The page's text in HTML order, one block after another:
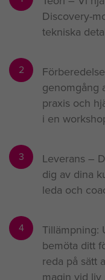
Discovery-
tekniska
2
genomgång
praxis och
i en
3
Leverans –
dig av dina
leda och
4
Tillämpning:
bemöta ditt
reda på sätt
magin vid liv